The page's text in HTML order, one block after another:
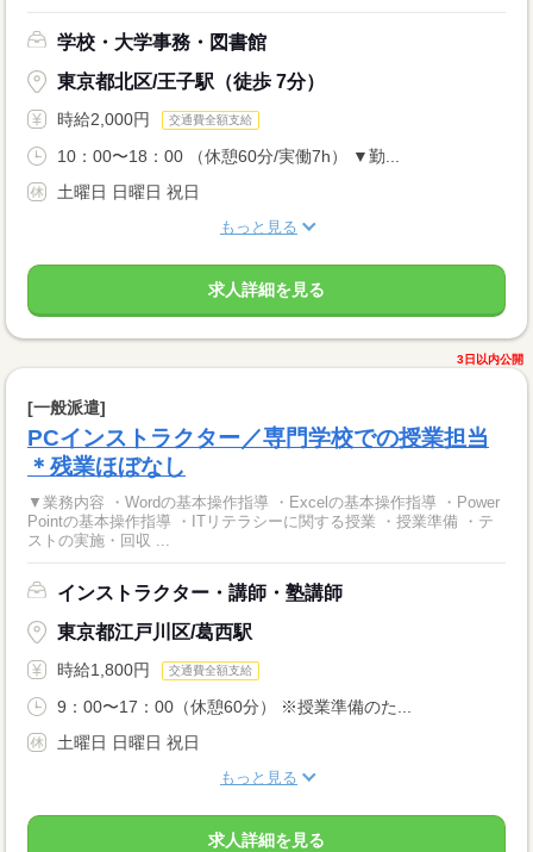
学校・大学事務・図書館
東京都北区/王子駅（徒歩 7分）
時給2,000円 交通費全額支給
10：00〜18：00 （休憩60分/実働7h） ▼勤...
土曜日 日曜日 祝日
もっと見る
求人詳細を見る
3日以内公開
[一般派遣]
PCインストラクター／専門学校での授業担当
＊残業ほぼなし
▼業務内容 ・Wordの基本操作指導 ・Excelの基本操作指導 ・Power
Pointの基本操作指導 ・ITリテラシーに関する授業 ・授業準備 ・テ
ストの実施・回収 ...
インストラクター・講師・塾講師
東京都江戸川区/葛西駅
時給1,800円 交通費全額支給
9：00〜17：00（休憩60分） ※授業準備のた...
土曜日 日曜日 祝日
もっと見る
求人詳細を見る